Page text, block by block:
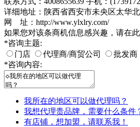
详细地址：陕西省西安市未央区太华
网 址：http://www.ylxlry.com/
如果您对该条商机信息感兴趣，请在
*咨询主题:
门店
代理商/商贸公司 批发商
*咨询内容:
我所在的地区可以做代理吗？
我想代理贵品牌，需要什么条件
有店铺，想加盟，请联系我！